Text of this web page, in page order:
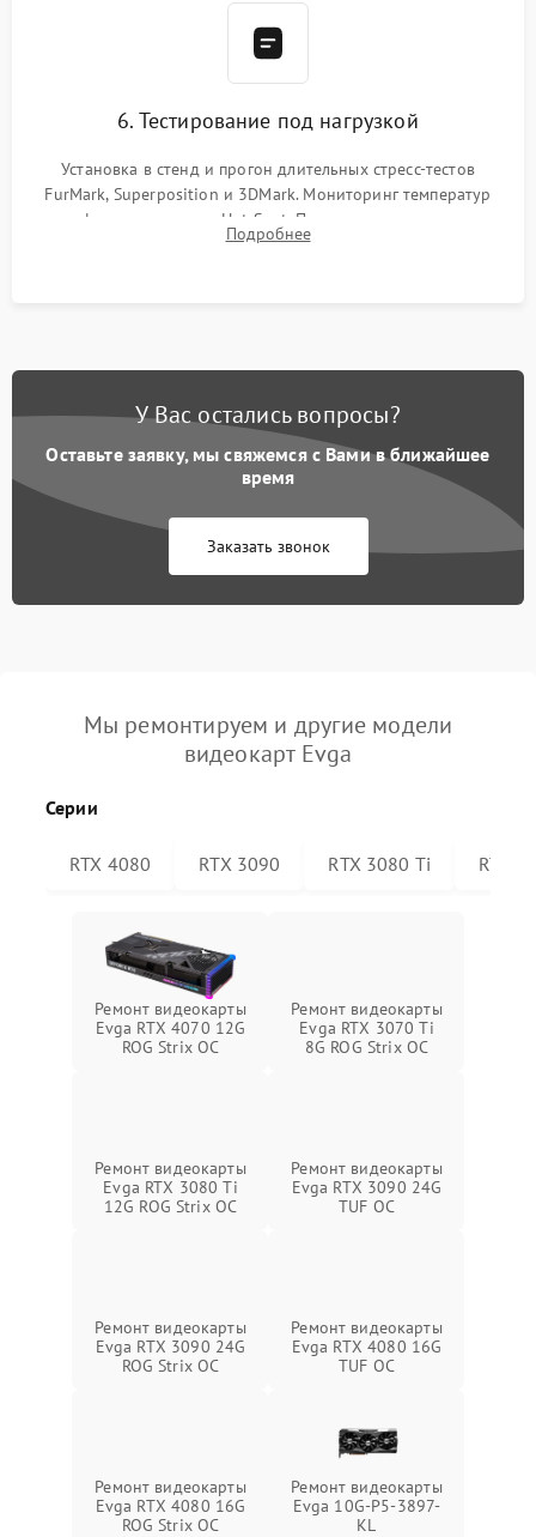
6. Тестирование под нагрузкой
Установка в стенд и прогон длительных стресс-тестов
FurMark, Superposition и 3DMark. Мониторинг температур
графического чипа и Hot Spot. Проверка на отсутствие
артефактов изображения, вылетов драйвера и зависаний.
Подробнее
У Вас остались вопросы?
Оставьте заявку, мы свяжемся с Вами в ближайшее
время
Заказать звонок
Мы ремонтируем и другие модели
видеокарт Evga
Серии
RTX 4080 RTX 3090 RTX 3080 Ti RTX
Ремонт видеокарты
Evga RTX 4070 12G
ROG Strix OC
Ремонт видеокарты
Evga RTX 3070 Ti
8G ROG Strix OC
Ремонт видеокарты
Evga RTX 3080 Ti
12G ROG Strix OC
Ремонт видеокарты
Evga RTX 3090 24G
TUF OC
Ремонт видеокарты
Evga RTX 3090 24G
ROG Strix OC
Ремонт видеокарты
Evga RTX 4080 16G
TUF OC
Ремонт видеокарты
Evga RTX 4080 16G
ROG Strix OC
Ремонт видеокарты
Evga 10G-P5-3897-
KL